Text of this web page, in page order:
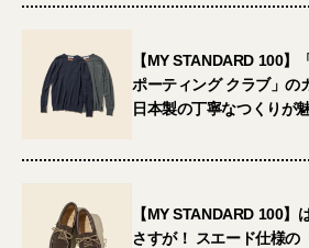
【MY STANDARD 100】
ポーティング クラブ」の
日本製の丁寧なつくりが
【MY STANDARD 100】
さすが！ スエード仕様の